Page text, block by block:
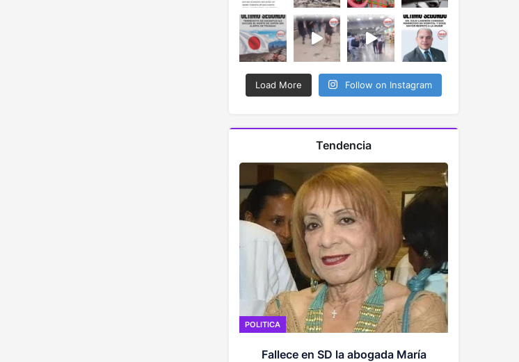
Load More Follow on Instagram
Tendencia
POLITICA
Fallece en SD la abogada María